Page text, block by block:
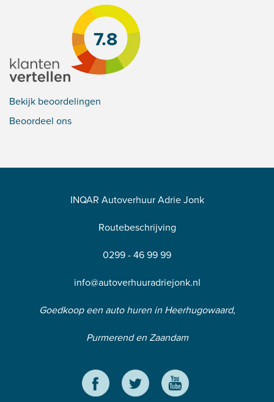
7.8
Bekijk beoordelingen
Beoordeel ons
INQAR Autoverhuur Adrie Jonk
Routebeschrijving
0299 - 46 99 99
info@autoverhuuradriejonk.nl
Goedkoop een auto huren in Heerhugowaard,
Purmerend en Zaandam